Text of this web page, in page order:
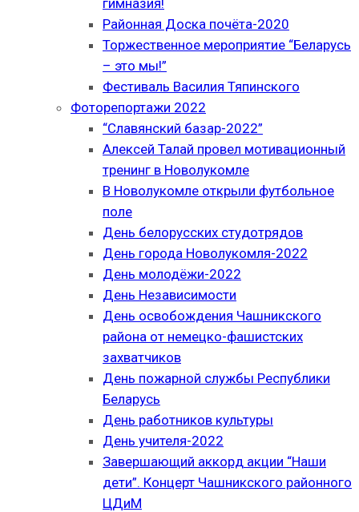
гимназия!
Районная Доска почёта-2020
Торжественное мероприятие “Беларусь
– это мы!”
Фестиваль Василия Тяпинского
Фоторепортажи 2022
“Славянский базар-2022”
Алексей Талай провел мотивационный
тренинг в Новолукомле
В Новолукомле открыли футбольное
поле
День белорусских студотрядов
День города Новолукомля-2022
День молодёжи-2022
День Независимости
День освобождения Чашникского
района от немецко-фашистских
захватчиков
День пожарной службы Республики
Беларусь
День работников культуры
День учителя-2022
Завершающий аккорд акции “Наши
дети”. Концерт Чашникского районного
ЦДиМ